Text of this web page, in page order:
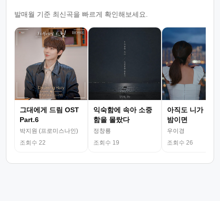
발매월 기준 최신곡을 빠르게 확인해보세요.
그대에게 드림 OST
Part.6
박지원 (프로미스나인)
조회수 22
익숙함에 속아 소중
함을 몰랐다
정창룡
조회수 19
아직도 니가 그
밤이면
우이경
조회수 26